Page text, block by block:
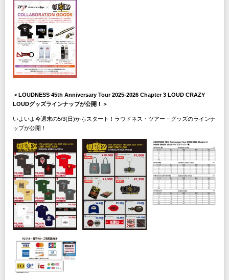
＜LOUDNESS 45th Anniversary Tour 2025-2026 Chapter 3 LOUD CRAZY
LOUDグッズラインナップが公開！＞
いよいよ今週末の5/3(日)からスタート！ラウドネス・ツアー・グッズのラインナ
ップが公開！